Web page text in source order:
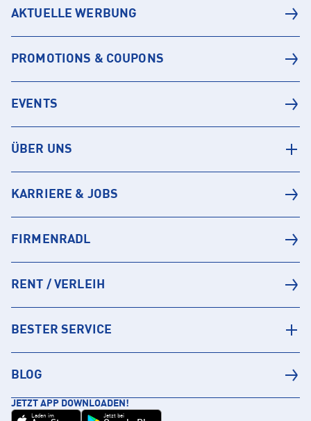
AKTUELLE WERBUNG
PROMOTIONS & COUPONS
EVENTS
ÜBER UNS
KARRIERE & JOBS
FIRMENRADL
RENT / VERLEIH
BESTER SERVICE
BLOG
JETZT APP DOWNLOADEN!
Laden im Jetzt bei